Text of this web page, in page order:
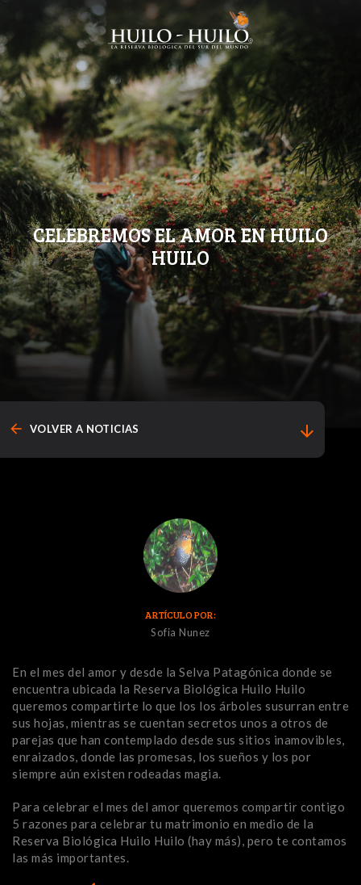
CELEBREMOS EL AMOR EN HUILO
HUILO
arrow_back VOLVER A NOTICIAS arrow_downward
ARTÍCULO POR:
Sofia Nunez
En el mes del amor y desde la Selva Patagónica donde se
encuentra ubicada la Reserva Biológica Huilo Huilo
queremos compartirte lo que los los árboles susurran entre
sus hojas, mientras se cuentan secretos unos a otros de
parejas que han contemplado desde sus sitios inamovibles,
enraizados, donde las promesas, los sueños y los por
siempre aún existen rodeadas magia.
Para celebrar el mes del amor queremos compartir contigo
5 razones para celebrar tu matrimonio en medio de la
Reserva Biológica Huilo Huilo (hay más), pero te contamos
las más importantes.